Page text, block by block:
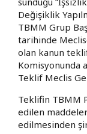
Değişiklik
TBMM Grup
tarihinde
olan kanun
Komisyonunda
Teklif Meclis
Teklifin TBMM
edilen
edilmesinden